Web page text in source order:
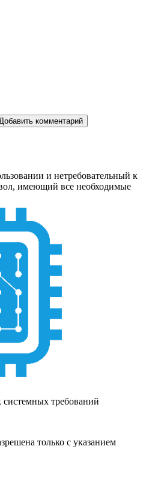
Добавить комментарий
и нетребовательный к
имеющий все необходимые
требований
только с указанием